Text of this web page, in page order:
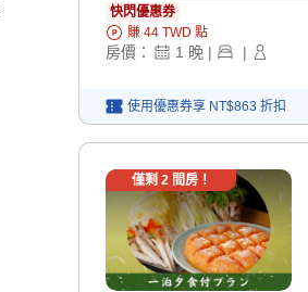
快閃優惠券
賺 44 TWD 點
房價： 1 晚 | |
使用優惠券享 NT$863 折扣
僅剩 2 間房！